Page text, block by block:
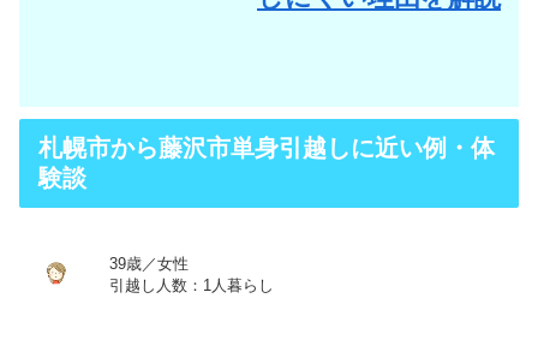
札幌市から藤沢市単身引越しに近い例・体
験談
39歳／女性
引越し人数：1人暮らし